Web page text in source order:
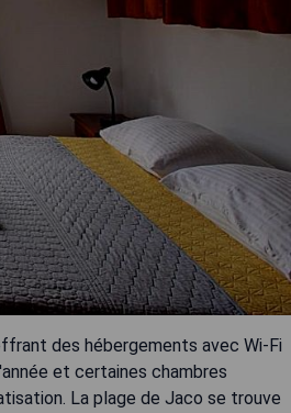
des hébergements avec Wi-Fi
et certaines chambres
La plage de Jaco se trouve